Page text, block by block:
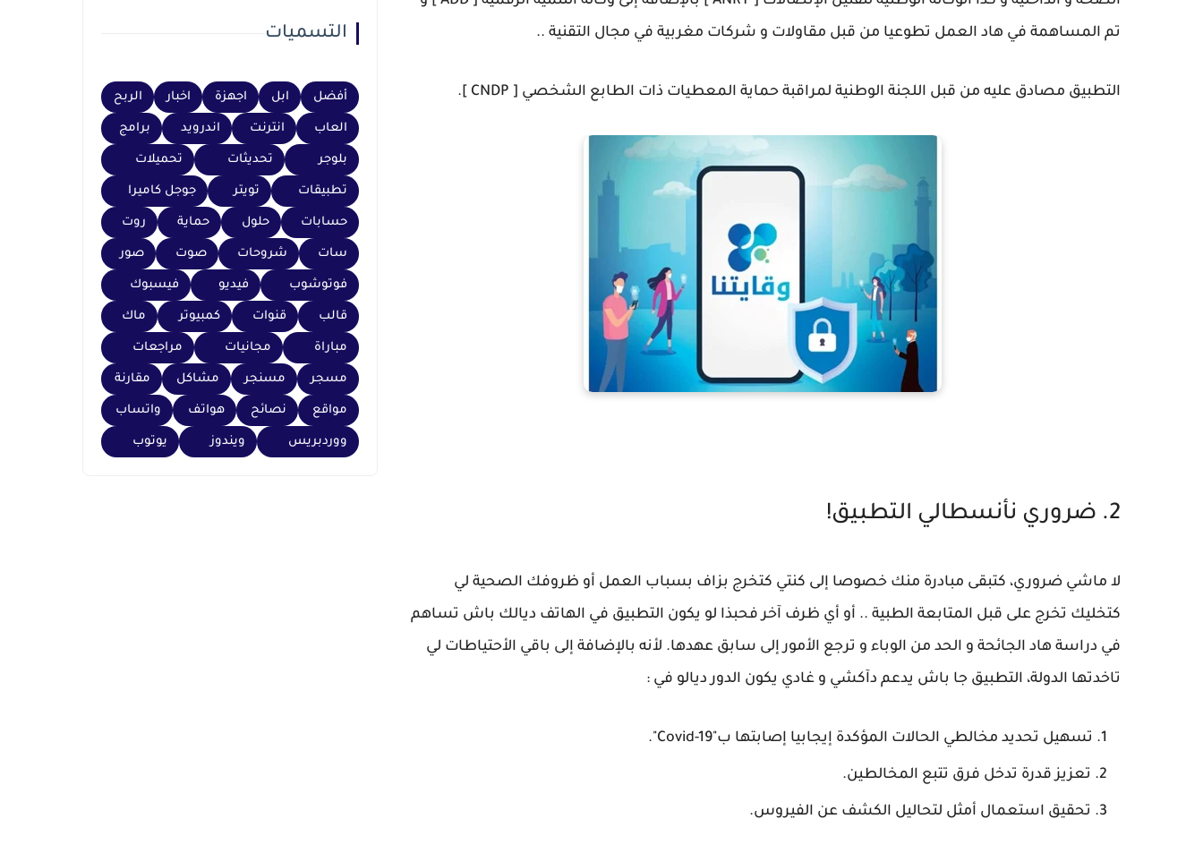
تم المساهمة في هاد العمل تطوعيا من قبل مقاولات و شركات مغربية في مجال التقنية ..
التطبيق مصادق عليه من قبل اللجنة الوطنية لمراقبة حماية المعطيات ذات الطابع الشخصي [ CNDP ].
2. ضروري نأنسطالي التطبيق!
لا ماشي ضروري، كتبقى مبادرة منك خصوصا إلى كنتي كتخرج بزاف بسباب العمل أو ظروفك الصحية لي
كتخليك تخرج على قبل المتابعة الطبية .. أو أي ظرف آخر فحبذا لو يكون التطبيق في الهاتف ديالك باش تساهم
في دراسة هاد الجائحة و الحد من الوباء و ترجع الأمور إلى سابق عهدها. لأنه بالإضافة إلى باقي الأحتياطات لي
تاخدتها الدولة، التطبيق جا باش يدعم دآكشي و غادي يكون الدور ديالو في :
تسهيل تحديد مخالطي الحالات المؤكدة إيجابيا إصابتها ب"Covid-19".
تعزيز قدرة تدخل فرق تتبع المخالطين.
تحقيق استعمال أمثل لتحاليل الكشف عن الفيروس.
التسميات
أفضل ابل اجهزة اخبار الربح
العاب انترنت اندرويد برامج
بلوجر تحديثات تحميلات
تطبيقات تويتر جوجل كاميرا
حسابات حلول حماية روت
سات شروحات صوت صور
فوتوشوب فيديو فيسبوك
قالب قنوات كمبيوتر ماك
مباراة مجانيات مراجعات
مسجر مسنجر مشاكل مقارنة
مواقع نصائح هواتف واتساب
ووردبريس ويندوز يوتوب